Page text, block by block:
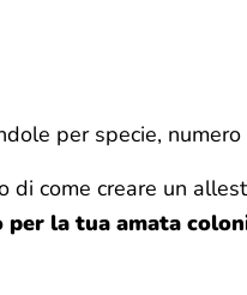
per specie,
come creare un
la tua amata